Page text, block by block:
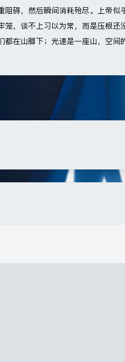
阻碍，然后瞬间消耗殆尽。上帝
笼，谈不上习以为常，而是压根
都在山脚下；光速是一座山，空